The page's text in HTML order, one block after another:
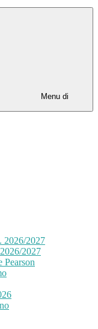
Menu di
2026/2027
2027